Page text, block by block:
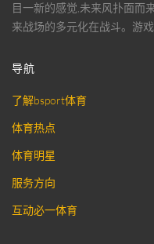
目一新的感觉,未来风扑面而
来战场的多元化在战斗。游
导航
了解bsport体育
体育热点
体育明星
服务方向
互动必一体育